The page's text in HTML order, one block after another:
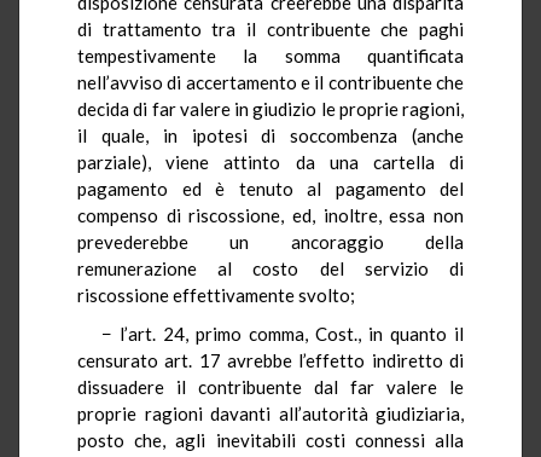
di trattamento tra il contribuente che paghi
tempestivamente la somma quantificata
nell’avviso di accertamento e il contribuente che
decida di far valere in giudizio le proprie ragioni,
il quale, in ipotesi di soccombenza (anche
parziale), viene attinto da una cartella di
pagamento ed è tenuto al pagamento del
compenso di riscossione, ed, inoltre, essa non
prevederebbe un ancoraggio della
remunerazione al costo del servizio di
riscossione effettivamente svolto;
− l’art. 24, primo comma, Cost., in quanto il
censurato art. 17 avrebbe l’effetto indiretto di
dissuadere il contribuente dal far valere le
proprie ragioni davanti all’autorità giudiziaria,
posto che, agli inevitabili costi connessi alla